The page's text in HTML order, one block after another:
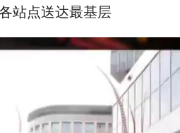
站点送达最基层